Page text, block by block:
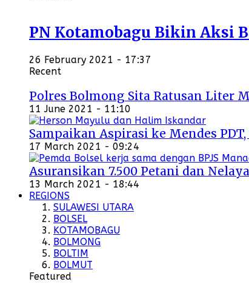
PN Kotamobagu Bikin Aksi
26 February 2021 - 17:37
Recent
Polres Bolmong Sita Ratusan Liter
11 June 2021 - 11:10
Sampaikan Aspirasi ke Mendes
17 March 2021 - 09:24
Asuransikan 7.500 Petani dan
13 March 2021 - 18:44
REGIONS
SULAWESI UTARA
BOLSEL
KOTAMOBAGU
BOLMONG
BOLTIM
BOLMUT
Featured